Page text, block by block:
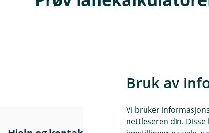
Bruk av
Vi bruker
nettleseren din.